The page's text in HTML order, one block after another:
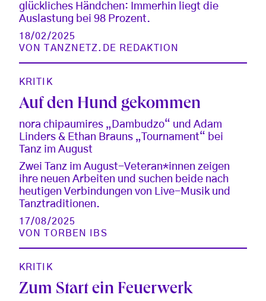
glückliches Händchen: Immerhin liegt die
Auslastung bei 98 Prozent.
18/02/2025
VON
TANZNETZ.DE REDAKTION
KRITIK
Auf den Hund gekommen
nora chipaumires „Dambudzo“ und Adam
Linders & Ethan Brauns „Tournament“ bei
Tanz im August
Zwei Tanz im August-Veteran*innen zeigen
ihre neuen Arbeiten und suchen beide nach
heutigen Verbindungen von Live-Musik und
Tanztraditionen.
17/08/2025
VON
TORBEN IBS
KRITIK
Zum Start ein Feuerwerk